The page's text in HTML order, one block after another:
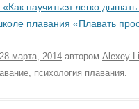
«Как научиться легко
плавания «Плавать
28 марта, 2014 автором Alexey
, психология плавания.